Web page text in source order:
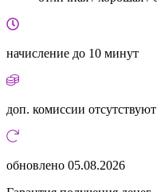
начисление до 10 минут
доп. комиссии отсутствуют
обновлено 05.08.2026